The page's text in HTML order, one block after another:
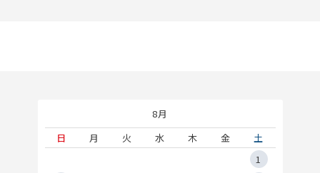
8月
日
月 火 水 木 金
土
1